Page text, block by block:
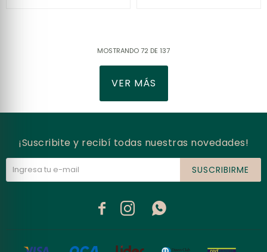
MOSTRANDO72 DE 137
VER MÁS
¡Suscribite y recibí todas nuestras novedades!
SUSCRIBIRME
  